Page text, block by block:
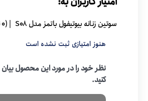
سوتین زنانه بیوتیفول باتمز مدل S08 | (0 نفر )
هنوز امتیازی ثبت نشده است
نظر خود را در مورد این محصول بیان
کنید.